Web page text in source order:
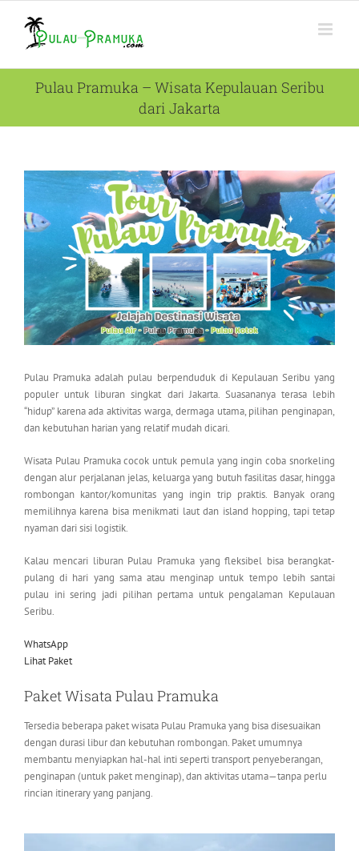
content
Pulau Pramuka – Wisata Kepulauan Seribu
dari Jakarta
Pulau Pramuka adalah pulau berpenduduk di Kepulauan Seribu yang
populer untuk liburan singkat dari Jakarta. Suasananya terasa lebih
“hidup” karena ada aktivitas warga, dermaga utama, pilihan penginapan,
dan kebutuhan harian yang relatif mudah dicari.
Wisata Pulau Pramuka cocok untuk pemula yang ingin coba snorkeling
dengan alur perjalanan jelas, keluarga yang butuh fasilitas dasar, hingga
rombongan kantor/komunitas yang ingin trip praktis. Banyak orang
memilihnya karena bisa menikmati laut dan island hopping, tapi tetap
nyaman dari sisi logistik.
Kalau mencari liburan Pulau Pramuka yang fleksibel bisa berangkat-
pulang di hari yang sama atau menginap untuk tempo lebih santai
pulau ini sering jadi pilihan pertama untuk pengalaman Kepulauan
Seribu.
WhatsApp
Lihat Paket
Paket Wisata Pulau Pramuka
Tersedia beberapa paket wisata Pulau Pramuka yang bisa disesuaikan
dengan durasi libur dan kebutuhan rombongan. Paket umumnya
membantu menyiapkan hal-hal inti seperti transport penyeberangan,
penginapan (untuk paket menginap), dan aktivitas utama—tanpa perlu
rincian itinerary yang panjang.